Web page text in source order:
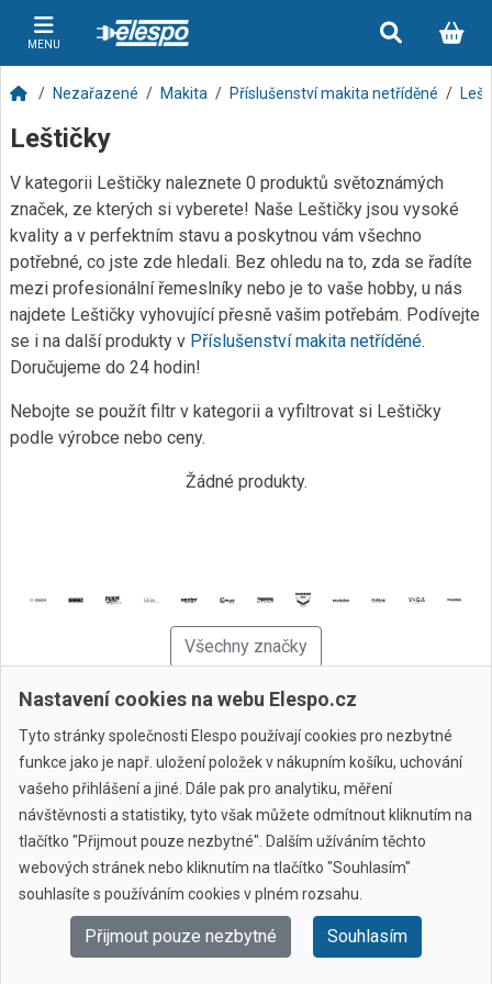
MENU
Nezařazené Makita Příslušenství makita netříděné
Leštičky
V kategorii Leštičky naleznete 0 produktů světoznámých
značek, ze kterých si vyberete! Naše Leštičky jsou vysoké
kvality a v perfektním stavu a poskytnou vám všechno
potřebné, co jste zde hledali. Bez ohledu na to, zda se řadíte
mezi profesionální řemeslníky nebo je to vaše hobby, u nás
najdete Leštičky vyhovující přesně vašim potřebám. Podívejte
se i na další produkty v Příslušenství makita netříděné.
Doručujeme do 24 hodin!
Nebojte se použít filtr v kategorii a vyfiltrovat si Leštičky
podle výrobce nebo ceny.
Žádné produkty.
Všechny značky
© 2010 - 2026 Elespo.cz
Nastavení cookies na webu Elespo.cz
Tyto stránky společnosti Elespo používají cookies pro nezbytné
funkce jako je např. uložení položek v nákupním košíku, uchování
vašeho přihlášení a jiné. Dále pak pro analytiku, měření
návštěvnosti a statistiky, tyto však můžete odmítnout kliknutím na
tlačítko "Přijmout pouze nezbytné". Dalším užíváním těchto
webových stránek nebo kliknutím na tlačítko "Souhlasím"
souhlasíte s používáním cookies v plném rozsahu.
Přijmout pouze nezbytné Souhlasím